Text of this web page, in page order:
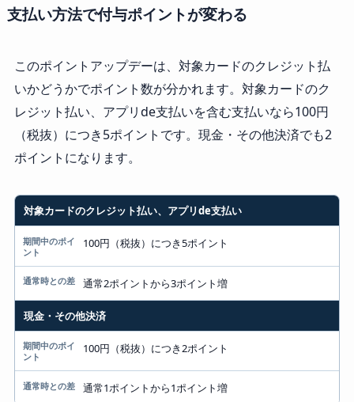
支払い方法で付与ポイントが変わる
このポイントアップデーは、対象カードのクレジット払
いかどうかでポイント数が分かれます。対象カードのク
レジット払い、アプリde支払いを含む支払いなら100円
（税抜）につき5ポイントです。現金・その他決済でも2
ポイントになります。
支払い
期間中のポイント
通常時との差
対象カードのクレジット払い、アプリde支払い
100円（税抜）につき5ポイント
通常2ポイントから3ポイント増
現金・その他決済
100円（税抜）につき2ポイント
通常1ポイントから1ポイント増